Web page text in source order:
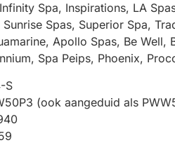
Spa, Inspirations, LA
Sunrise Spas, Superior Spa,
Apollo Spas, Be
Spa Peips, Phoenix,
S
(ook aangeduid als